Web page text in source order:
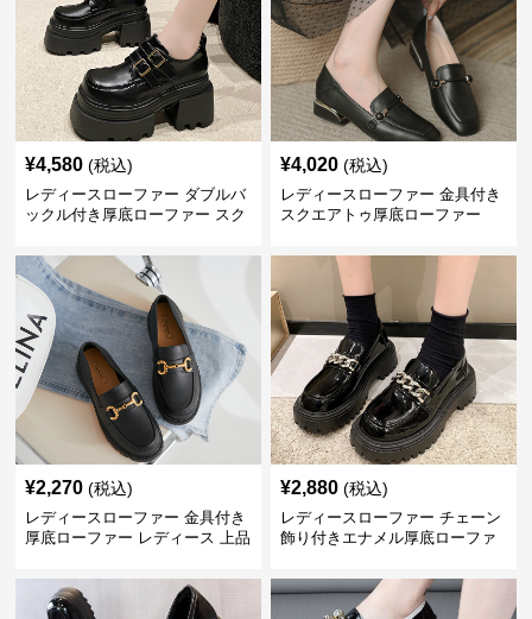
¥4,580 (税込)
レディースローファー ダブルバ
ックル付き厚底ローファー スク
¥4,020 (税込)
レディースローファー 金具付き
スクエアトゥ厚底ローファー
¥2,270 (税込)
レディースローファー 金具付き
厚底ローファー レディース 上品
¥2,880 (税込)
レディースローファー チェーン
飾り付きエナメル厚底ローファ